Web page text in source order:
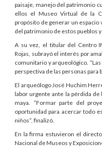
paisaje, manejo del patrimonio
ellos el Museo Virtual de la
propósito de generar un espacio
del patrimonio de estos pueblos
A su vez, el titular del Centro
Rojas, subrayó el interés por
comunitario y arqueológico.
perspectiva de las personas para
El arqueólogo José Huchim
labor urgente ante la pérdida de
maya. “Formar parte del
oportunidad para acercar todo
niños”, finalizó.
En la firma estuvieron el
Nacional de Museos y